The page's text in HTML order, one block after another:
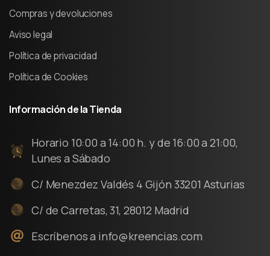
Compras y devoluciones
Aviso legal
Política de privacidad
Política de Cookies
InformacióndelaTienda
Horario 10:00 a 14:00 h. y de 16:00 a 21:00,
Lunes a Sábado
C/ Menezdez Valdés 4 Gijón 33201 Asturias
C/ de Carretas, 31, 28012 Madrid
Escríbenos a info@kreencias.com